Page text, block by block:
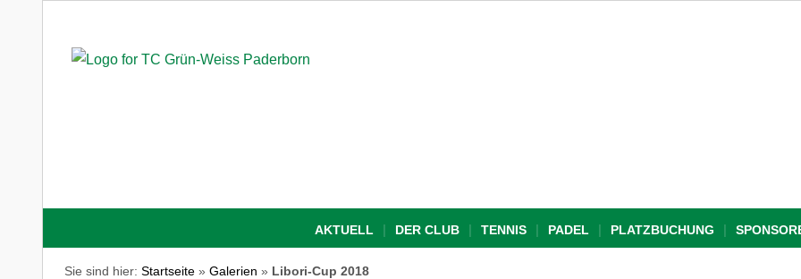
AKTUELL DER CLUB TENNIS PADEL PLATZBUCHUNG
Sie sind hier: Startseite » Galerien » Libori-Cup 2018